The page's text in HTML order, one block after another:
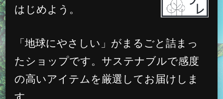
はじめよう。
「地球にやさしい」がまるごと詰まっ
たショップです。サステナブルで感度
の高いアイテムを厳選してお届けしま